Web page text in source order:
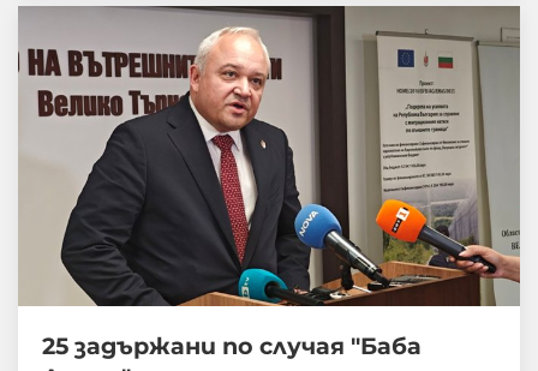
25 задържани по случая "Баба